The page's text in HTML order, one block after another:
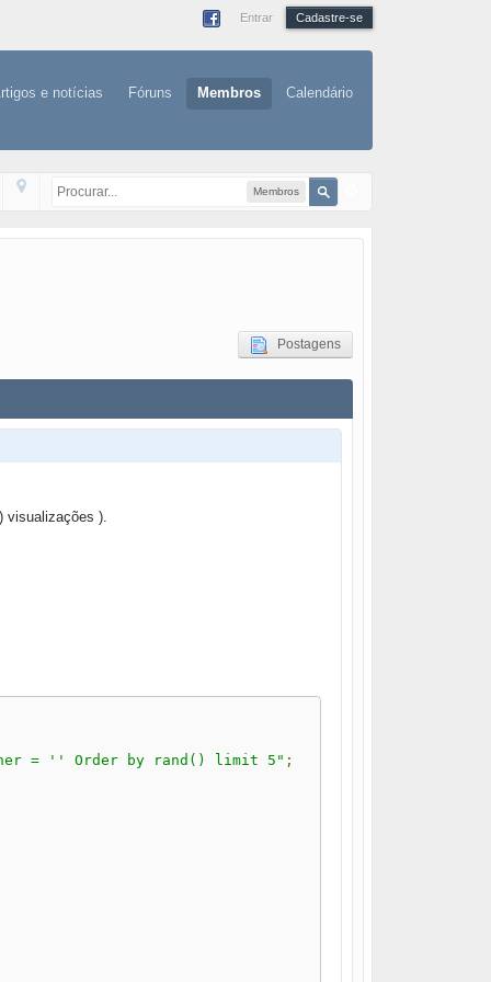
Entrar Cadastre-se
e notícias Fóruns Membros Calendário
Membros
Postagens
visualizações ).
= '' Order by rand() limit 5" ;